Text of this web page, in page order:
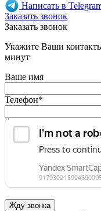
Написать в
Заказать звонок
Заказать звонок
Укажите Ваши
минут
Ваше имя
Телефон*